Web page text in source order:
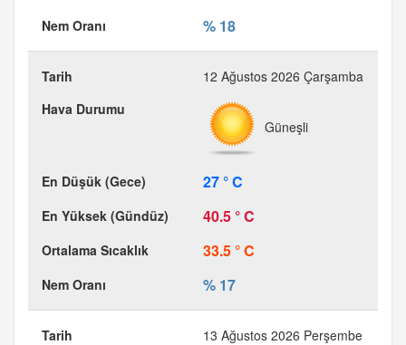
% 18
12 Ağustos 2026 Çarşamba
Güneşli
27 ° C
40.5 ° C
33.5 ° C
% 17
13 Ağustos 2026 Perşembe